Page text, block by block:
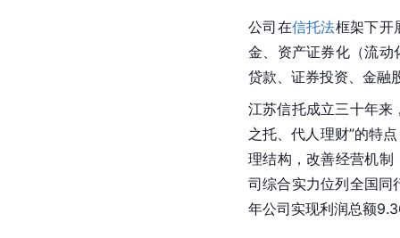
公司在信托法框架下开
金、资产证券化（流动
贷款、证券投资、金融
江苏信托成立三十年来
之托、代人理财”的特
理结构，改善经营机制
司综合实力位列全国同
年公司实现利润总额